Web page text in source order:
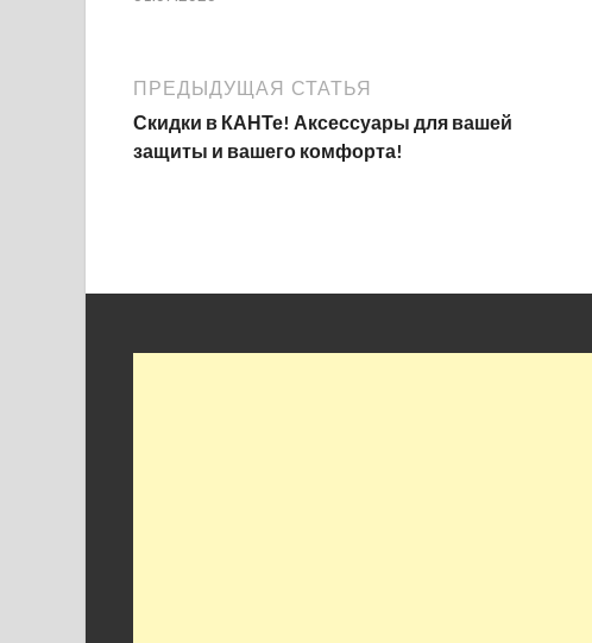
ПРЕДЫДУЩАЯ СТАТЬЯ
Скидки в КАНТе! Аксессуары для вашей
защиты и вашего комфорта!